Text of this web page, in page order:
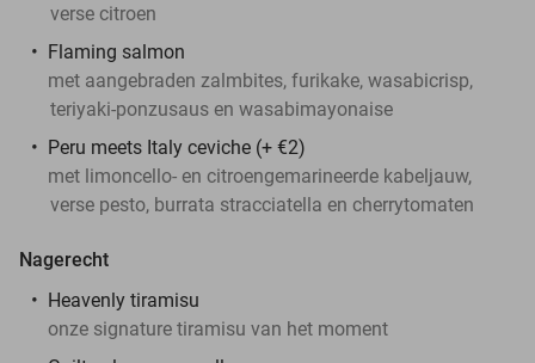
verse citroen
Flaming salmon
met aangebraden zalmbites, furikake, wasabicrisp,
teriyaki-ponzusaus en wasabimayonaise
Peru meets Italy ceviche (+ €2)
met limoncello- en citroengemarineerde kabeljauw,
verse pesto, burrata stracciatella en cherrytomaten
Nagerecht
Heavenly tiramisu
onze signature tiramisu van het moment